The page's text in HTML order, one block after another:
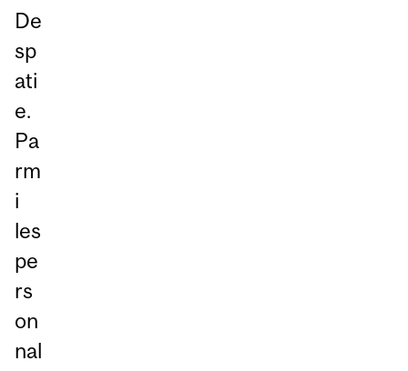
De
sp
ati
e.
Pa
rm
i
les
pe
rs
on
nal